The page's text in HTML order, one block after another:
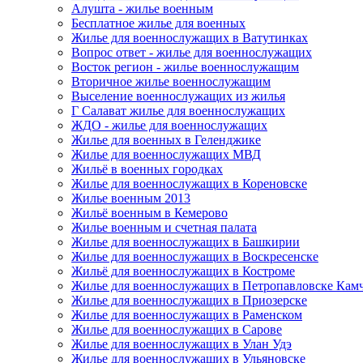
Алушта - жилье военным
Бесплатное жилье для военных
Жилье для военнослужащих в Ватутинках
Вопрос ответ - жилье для военнослужащих
Восток регион - жилье военнослужащим
Вторичное жилье военнослужащим
Выселение военнослужащих из жилья
Г Салават жилье для военнослужащих
ЖДО - жилье для военнослужащих
Жилье для военных в Геленджике
Жилье для военнослужащих МВД
Жильё в военных городках
Жилье для военнослужащих в Кореновске
Жилье военным 2013
Жильё военным в Кемерово
Жилье военным и счетная палата
Жилье для военнослужащих в Башкирии
Жилье для военнослужащих в Воскресенске
Жильё для военнослужащих в Костроме
Жилье для военнослужащих в Петропавловске
Жилье для военнослужащих в Приозерске
Жилье для военнослужащих в Раменском
Жилье для военнослужащих в Сарове
Жилье для военнослужащих в Улан Удэ
Жилье для военнослужащих в Ульяновске